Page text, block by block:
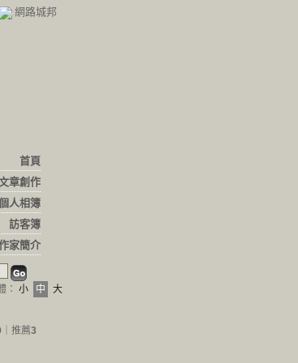
網路城邦
首頁
章創作
人相簿
訪客簿
家簡介
小 中 大
｜推薦3